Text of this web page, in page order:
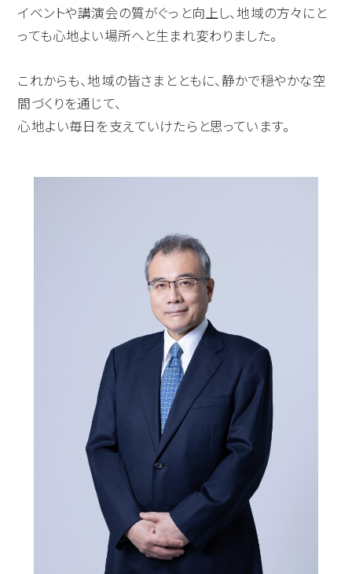
イベントや講演会の質がぐっと向上し、地域の方々にと
っても心地よい場所へと生まれ変わりました。
これからも、地域の皆さまとともに、静かで穏やかな空
間づくりを通じて、
心地よい毎日を支えていけたらと思っています。